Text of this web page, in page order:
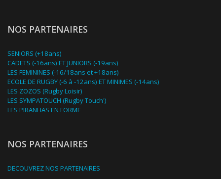
NOS PARTENAIRES
SENIORS (+18ans)
CADETS (-16ans) ET JUNIORS (-19ans)
LES FEMININES (-16/18ans et +18ans)
ECOLE DE RUGBY (-6 à -12ans) ET MINIMES (-14ans)
LES ZOZOS (Rugby Loisir)
LES SYMPATOUCH (Rugby Touch')
LES PIRANHAS EN FORME
NOS PARTENAIRES
DECOUVREZ NOS PARTENAIRES